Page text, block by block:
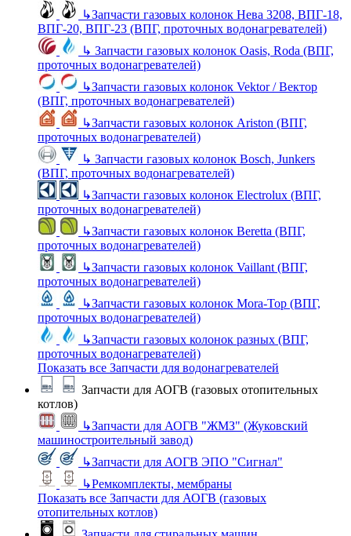
↳Запчасти газовых колонок Нева 3208, ВПГ-18,
ВПГ-20, ВПГ-23 (ВПГ, проточных водонагревателей)
↳ Запчасти газовых колонок Oasis, Roda (ВПГ,
проточных водонагревателей)
↳Запчасти газовых колонок Vektor / Вектор
(ВПГ, проточных водонагревателей)
↳Запчасти газовых колонок Ariston (ВПГ,
проточных водонагревателей)
↳ Запчасти газовых колонок Bosch, Junkers
(ВПГ, проточных водонагревателей)
↳Запчасти газовых колонок Electrolux (ВПГ,
проточных водонагревателей)
↳Запчасти газовых колонок Beretta (ВПГ,
проточных водонагревателей)
↳Запчасти газовых колонок Vaillant (ВПГ,
проточных водонагревателей)
↳Запчасти газовых колонок Mora-Top (ВПГ,
проточных водонагревателей)
↳Запчасти газовых колонок разных (ВПГ,
проточных водонагревателей)
Показать все Запчасти для водонагревателей
Запчасти для АОГВ (газовых отопительных
котлов)
↳Запчасти для АОГВ "ЖМЗ" (Жуковский
машиностроительный завод)
↳Запчасти для АОГВ ЭПО "Сигнал"
↳Ремкомплекты, мембраны
Показать все Запчасти для АОГВ (газовых
отопительных котлов)